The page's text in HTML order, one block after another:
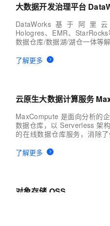
大数据开发治理平台
DataWorks基于阿里云
Hologres、EMR、
数据仓库/数据湖/湖仓一体等
的数据开发和分析体验。
了解更多
云原生大数据计算服务
MaxCompute 是面向分析的
数据仓库，以 Serverless 架
的在线数据仓库服务，消除
入，使您可以经济并高效的分
了解更多
对象存储 OSS